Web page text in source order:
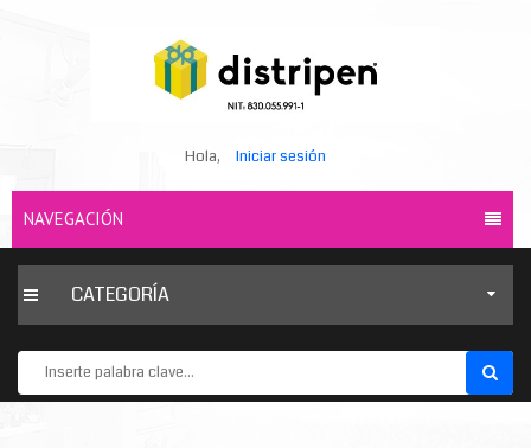
Hola, Iniciar sesión
NAVEGACIÓN
CATEGORÍA